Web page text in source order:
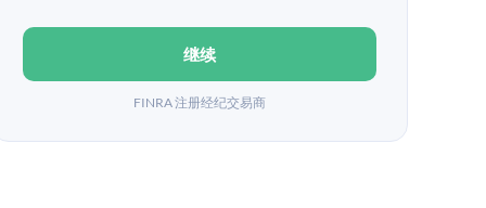
继续
FINRA 注册经纪交易商